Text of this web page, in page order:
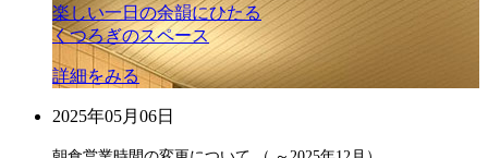
楽しい一日の余韻にひたる
くつろぎのスペース
詳細をみる
2025年05月06日